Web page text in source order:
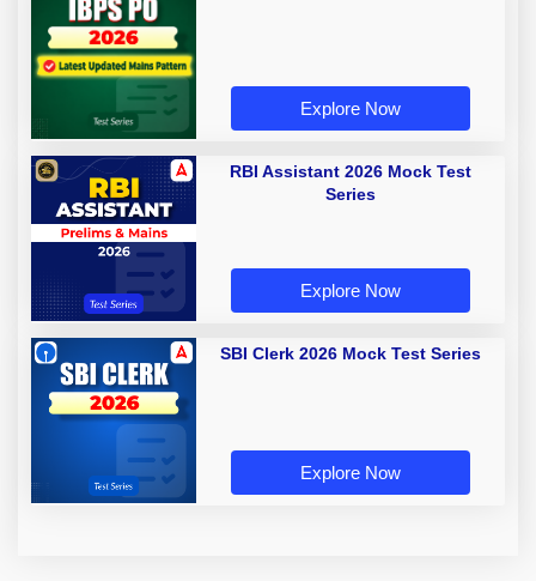
Explore Now
RBI Assistant 2026 Mock Test
Series
Explore Now
SBI Clerk 2026 Mock Test Series
Explore Now